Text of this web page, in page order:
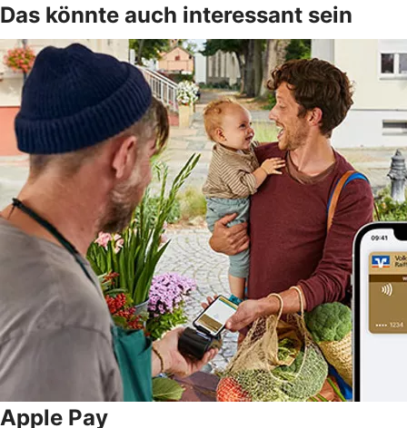
Das könnte auch interessant sein
Apple Pay